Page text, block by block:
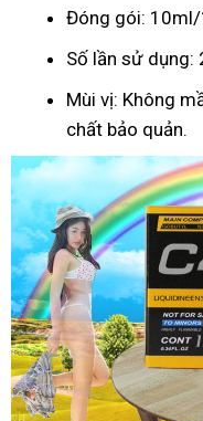
Đóng gói: 10ml/
Số lần sử dụng:
Mùi vị: Không
chất bảo quản.